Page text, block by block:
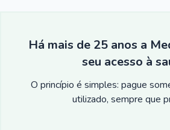
Há mais de 25 anos a
seu acesso à
O princípio é simples: pague
utilizado, sempre que